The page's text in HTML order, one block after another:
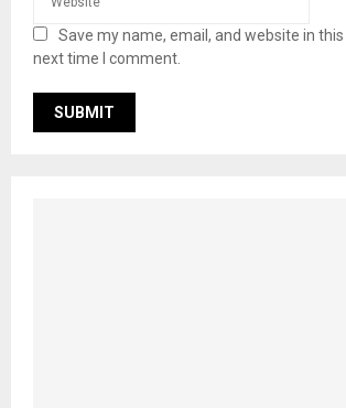
Save my name, email, and website in
next time I comment.